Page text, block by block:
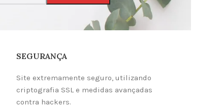
SEGURANÇA
Site extremamente seguro, utilizando
criptografia SSL e medidas avançadas
contra hackers.